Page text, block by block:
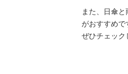
また、日傘
がおすすめで
ぜひチェック